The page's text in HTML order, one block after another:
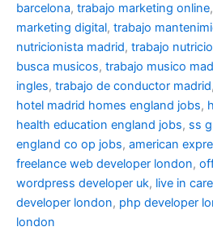
barcelona, trabajo marketing online,
marketing digital, trabajo
nutricionista madrid, trabajo
busca musicos, trabajo musico
ingles, trabajo de conductor madrid,
hotel madrid homes england jobs,
health education england jobs, ss
england co op jobs, american
freelance web developer london,
wordpress developer uk, live in
developer london, php developer
london